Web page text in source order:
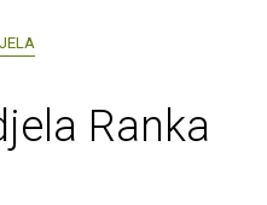
Ranka